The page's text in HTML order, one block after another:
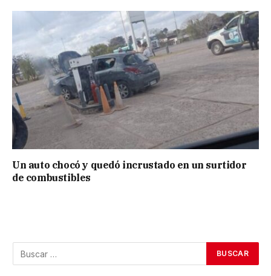
Un auto chocó y quedó incrustado en un surtidor
de combustibles